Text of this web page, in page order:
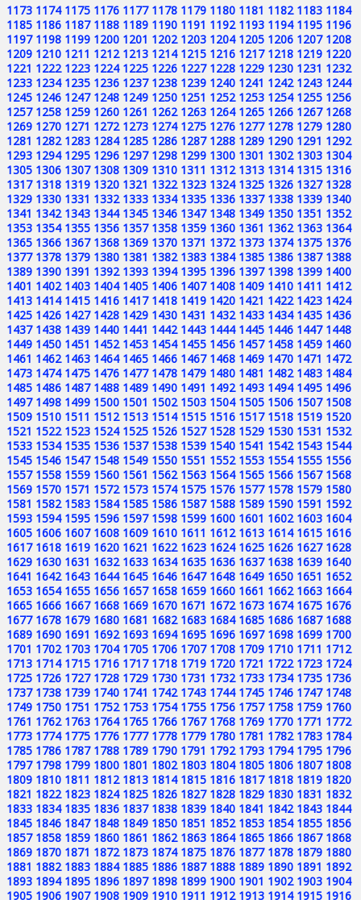
1173 1174 1175 1176 1177 1178 1179 1180 1181 1182 1183 1184
1185 1186 1187 1188 1189 1190 1191 1192 1193 1194 1195 1196
1197 1198 1199 1200 1201 1202 1203 1204 1205 1206 1207 1208
1209 1210 1211 1212 1213 1214 1215 1216 1217 1218 1219 1220
1221 1222 1223 1224 1225 1226 1227 1228 1229 1230 1231 1232
1233 1234 1235 1236 1237 1238 1239 1240 1241 1242 1243 1244
1245 1246 1247 1248 1249 1250 1251 1252 1253 1254 1255 1256
1257 1258 1259 1260 1261 1262 1263 1264 1265 1266 1267 1268
1269 1270 1271 1272 1273 1274 1275 1276 1277 1278 1279 1280
1281 1282 1283 1284 1285 1286 1287 1288 1289 1290 1291 1292
1293 1294 1295 1296 1297 1298 1299 1300 1301 1302 1303 1304
1305 1306 1307 1308 1309 1310 1311 1312 1313 1314 1315 1316
1317 1318 1319 1320 1321 1322 1323 1324 1325 1326 1327 1328
1329 1330 1331 1332 1333 1334 1335 1336 1337 1338 1339 1340
1341 1342 1343 1344 1345 1346 1347 1348 1349 1350 1351 1352
1353 1354 1355 1356 1357 1358 1359 1360 1361 1362 1363 1364
1365 1366 1367 1368 1369 1370 1371 1372 1373 1374 1375 1376
1377 1378 1379 1380 1381 1382 1383 1384 1385 1386 1387 1388
1389 1390 1391 1392 1393 1394 1395 1396 1397 1398 1399 1400
1401 1402 1403 1404 1405 1406 1407 1408 1409 1410 1411 1412
1413 1414 1415 1416 1417 1418 1419 1420 1421 1422 1423 1424
1425 1426 1427 1428 1429 1430 1431 1432 1433 1434 1435 1436
1437 1438 1439 1440 1441 1442 1443 1444 1445 1446 1447 1448
1449 1450 1451 1452 1453 1454 1455 1456 1457 1458 1459 1460
1461 1462 1463 1464 1465 1466 1467 1468 1469 1470 1471 1472
1473 1474 1475 1476 1477 1478 1479 1480 1481 1482 1483 1484
1485 1486 1487 1488 1489 1490 1491 1492 1493 1494 1495 1496
1497 1498 1499 1500 1501 1502 1503 1504 1505 1506 1507 1508
1509 1510 1511 1512 1513 1514 1515 1516 1517 1518 1519 1520
1521 1522 1523 1524 1525 1526 1527 1528 1529 1530 1531 1532
1533 1534 1535 1536 1537 1538 1539 1540 1541 1542 1543 1544
1545 1546 1547 1548 1549 1550 1551 1552 1553 1554 1555 1556
1557 1558 1559 1560 1561 1562 1563 1564 1565 1566 1567 1568
1569 1570 1571 1572 1573 1574 1575 1576 1577 1578 1579 1580
1581 1582 1583 1584 1585 1586 1587 1588 1589 1590 1591 1592
1593 1594 1595 1596 1597 1598 1599 1600 1601 1602 1603 1604
1605 1606 1607 1608 1609 1610 1611 1612 1613 1614 1615 1616
1617 1618 1619 1620 1621 1622 1623 1624 1625 1626 1627 1628
1629 1630 1631 1632 1633 1634 1635 1636 1637 1638 1639 1640
1641 1642 1643 1644 1645 1646 1647 1648 1649 1650 1651 1652
1653 1654 1655 1656 1657 1658 1659 1660 1661 1662 1663 1664
1665 1666 1667 1668 1669 1670 1671 1672 1673 1674 1675 1676
1677 1678 1679 1680 1681 1682 1683 1684 1685 1686 1687 1688
1689 1690 1691 1692 1693 1694 1695 1696 1697 1698 1699 1700
1701 1702 1703 1704 1705 1706 1707 1708 1709 1710 1711 1712
1713 1714 1715 1716 1717 1718 1719 1720 1721 1722 1723 1724
1725 1726 1727 1728 1729 1730 1731 1732 1733 1734 1735 1736
1737 1738 1739 1740 1741 1742 1743 1744 1745 1746 1747 1748
1749 1750 1751 1752 1753 1754 1755 1756 1757 1758 1759 1760
1761 1762 1763 1764 1765 1766 1767 1768 1769 1770 1771 1772
1773 1774 1775 1776 1777 1778 1779 1780 1781 1782 1783 1784
1785 1786 1787 1788 1789 1790 1791 1792 1793 1794 1795 1796
1797 1798 1799 1800 1801 1802 1803 1804 1805 1806 1807 1808
1809 1810 1811 1812 1813 1814 1815 1816 1817 1818 1819 1820
1821 1822 1823 1824 1825 1826 1827 1828 1829 1830 1831 1832
1833 1834 1835 1836 1837 1838 1839 1840 1841 1842 1843 1844
1845 1846 1847 1848 1849 1850 1851 1852 1853 1854 1855 1856
1857 1858 1859 1860 1861 1862 1863 1864 1865 1866 1867 1868
1869 1870 1871 1872 1873 1874 1875 1876 1877 1878 1879 1880
1881 1882 1883 1884 1885 1886 1887 1888 1889 1890 1891 1892
1893 1894 1895 1896 1897 1898 1899 1900 1901 1902 1903 1904
1905 1906 1907 1908 1909 1910 1911 1912 1913 1914 1915 1916